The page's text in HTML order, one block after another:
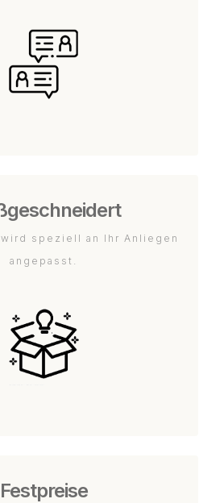
speziell an Ihr Anliegen
angepasst.
Festpreise